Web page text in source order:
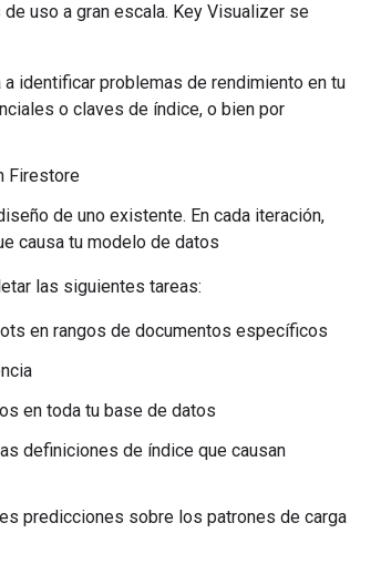
uso a gran escala. Key Visualizer se
identificar problemas de rendimiento en tu
o claves de índice, o bien por
Firestore
de uno existente. En cada iteración,
causa tu modelo de datos
las siguientes tareas:
en rangos de documentos específicos
en toda tu base de datos
definiciones de índice que causan
predicciones sobre los patrones de carga